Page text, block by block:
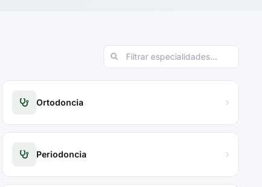
Ortodoncia
Periodoncia